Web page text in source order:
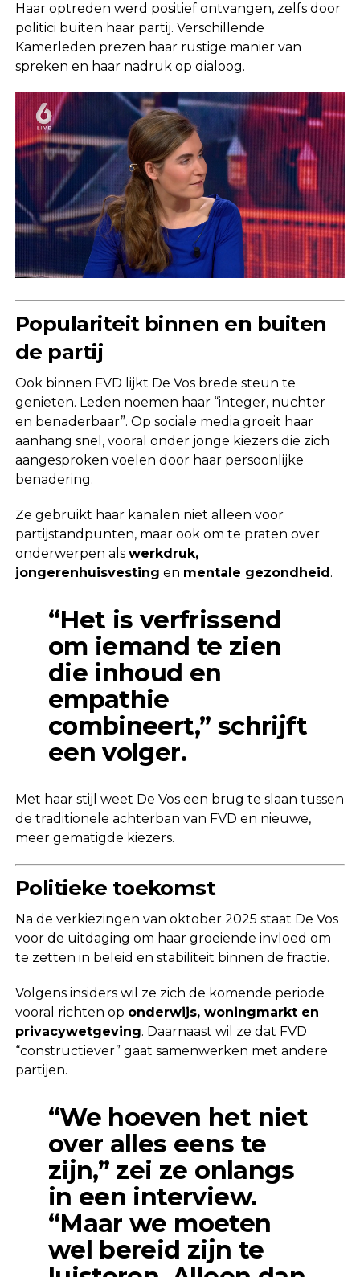
Haar optreden werd positief ontvangen, zelfs door
politici buiten haar partij. Verschillende
Kamerleden prezen haar rustige manier van
spreken en haar nadruk op dialoog.
Populariteit binnen en buiten
de partij
Ook binnen FVD lijkt De Vos brede steun te
genieten. Leden noemen haar “integer, nuchter
en benaderbaar”. Op sociale media groeit haar
aanhang snel, vooral onder jonge kiezers die zich
aangesproken voelen door haar persoonlijke
benadering.
Ze gebruikt haar kanalen niet alleen voor
partijstandpunten, maar ook om te praten over
onderwerpen als werkdruk,
jongerenhuisvesting en mentale gezondheid .
“Het is verfrissend
om iemand te zien
die inhoud en
empathie
combineert,” schrijft
een volger.
Met haar stijl weet De Vos een brug te slaan tussen
de traditionele achterban van FVD en nieuwe,
meer gematigde kiezers.
Politieke toekomst
Na de verkiezingen van oktober 2025 staat De Vos
voor de uitdaging om haar groeiende invloed om
te zetten in beleid en stabiliteit binnen de fractie.
Volgens insiders wil ze zich de komende periode
vooral richten op onderwijs, woningmarkt en
privacywetgeving. Daarnaast wil ze dat FVD
“constructiever” gaat samenwerken met andere
partijen.
“We hoeven het niet
over alles eens te
zijn,” zei ze onlangs
in een interview.
“Maar we moeten
wel bereid zijn te